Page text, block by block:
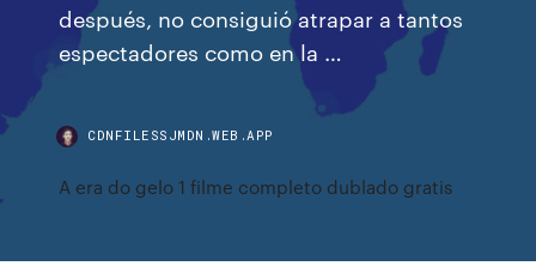
después, no consiguió atrapar a tantos
espectadores como en la …
CDNFILESSJMDN.WEB.APP
A era do gelo 1 filme completo dublado gratis